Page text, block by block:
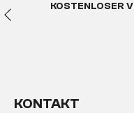
KOSTENLOSER
KONTAKT